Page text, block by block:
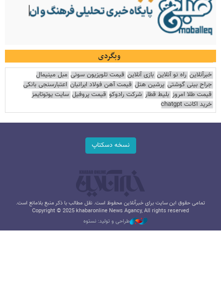
وبگردی
خبرآنلاین راه نو آنلاین بازی آنلاین قیمت تلویزیون سونی مبل مینیمال
جراح بینی گوشتی پرشین هتل قیمت آهن فولاد ایرانیان اعتبارسنجی بانکی
قیمت طلا امروز بلیط قطار شرکت رادوکو قیمت پروفیل سایت یوتوتایمز
خرید اکانت chatgpt
نسخه دسکتاپ
تمامی حقوق این سایت برای خبرآنلاین محفوظ است. نقل مطالب با ذکر منبع بلامانع است.
Copyright © 2025 khabaronline News Agancy, All rights reserved
طراحی و تولید: نستوه